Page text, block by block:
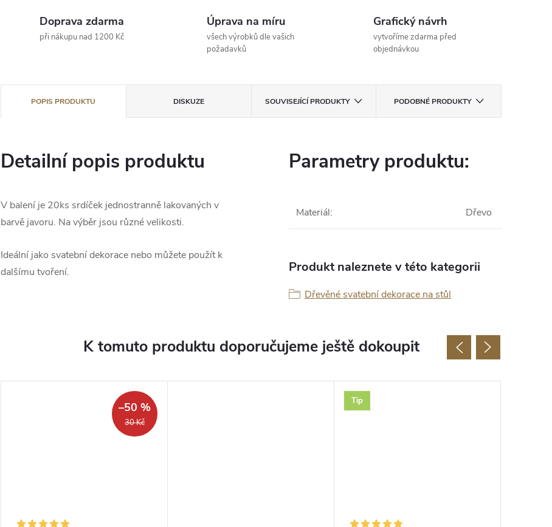
Doprava zdarma
při nákupu nad 1200 Kč
Úprava na míru
všech výrobků dle vašich
požadavků
Grafický návrh
vytvoříme zdarma před
objednávkou
POPIS PRODUKTU DISKUZE SOUVISEJÍCÍ PRODUKTY PODOBNÉ PRODUKTY
Detailní popis produktu
V balení je 20ks srdíček jednostranně lakovaných v
barvě javoru. Na výběr jsou různé velikosti.
Ideální jako svatební dekorace nebo můžete použít k
dalšímu tvoření.
Parametry produktu:
Materiál: Dřevo
Produkt naleznete v této kategorii
Dřevěné svatební dekorace na stůl
K tomuto produktu doporučujeme ještě dokoupit
30 Kč
–50 % Tip